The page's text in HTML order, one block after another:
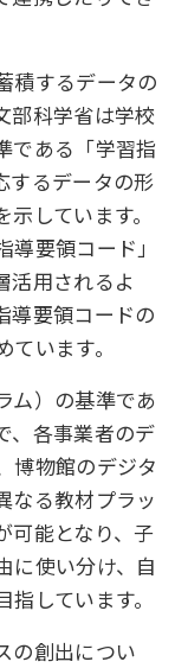
積するデータの
部科学省は学校
である「学習指
するデータの形
しています。
要領コード」
活用されるよ
導要領コードの
います。
ム）の基準であ
、各事業者のデ
博物館のデジタ
なる教材プラッ
可能となり、子
に使い分け、自
しています。
の創出につい